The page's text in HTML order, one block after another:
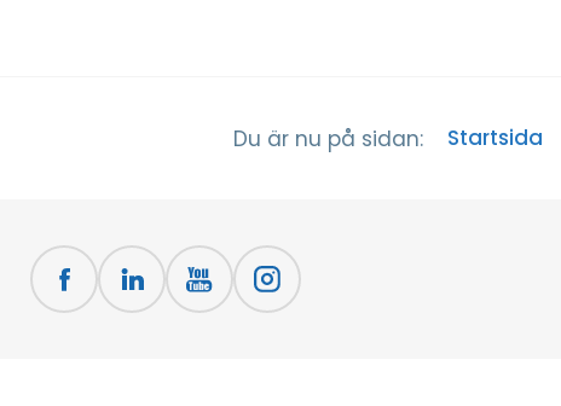
Du är nu på sidan: Startsida